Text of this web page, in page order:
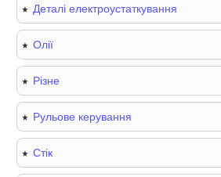
Деталі електроустаткування
Олії
Різне
Рульове керування
Стік